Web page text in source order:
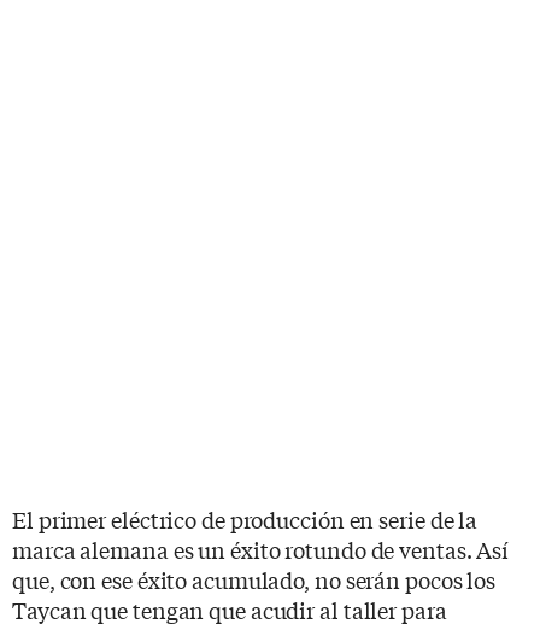
El primer eléctrico de producción en serie de la
marca alemana es un éxito rotundo de ventas. Así
que, con ese éxito acumulado, no serán pocos los
Taycan que tengan que acudir al taller para